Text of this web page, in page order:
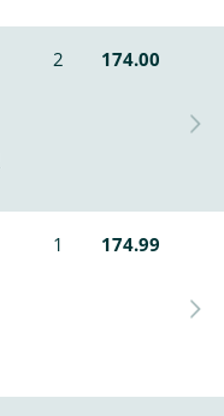
2 174.00
1 174.99